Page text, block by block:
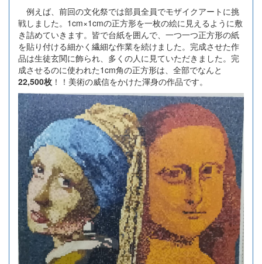
例えば、前回の文化祭では部員全員でモザイクアートに挑
戦しました。1cm×1cmの正方形を一枚の絵に見えるように敷
き詰めていきます。皆で台紙を囲んで、一つ一つ正方形の紙
を貼り付ける細かく繊細な作業を続けました。完成させた作
品は生徒玄関に飾られ、多くの人に見ていただきました。完
成させるのに使われた1cm角の正方形は、全部でなんと
22,500枚 ！！美術の威信をかけた渾身の作品です。